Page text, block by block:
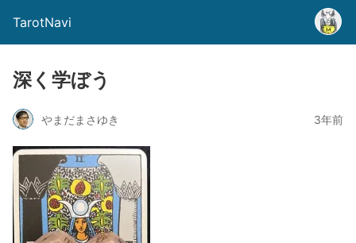
TarotNavi
深く学ぼう
やまだまさゆき 3年前